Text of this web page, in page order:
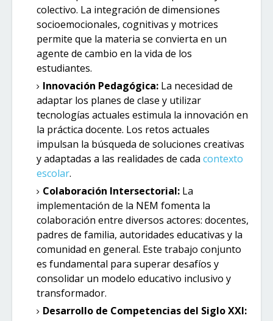
colectivo. La integración de dimensiones
socioemocionales, cognitivas y motrices
permite que la materia se convierta en un
agente de cambio en la vida de los
estudiantes.
Innovación Pedagógica: La necesidad de
adaptar los planes de clase y utilizar
tecnologías actuales estimula la innovación en
la práctica docente. Los retos actuales
impulsan la búsqueda de soluciones creativas
y adaptadas a las realidades de cada contexto
escolar.
Colaboración Intersectorial: La
implementación de la NEM fomenta la
colaboración entre diversos actores: docentes,
padres de familia, autoridades educativas y la
comunidad en general. Este trabajo conjunto
es fundamental para superar desafíos y
consolidar un modelo educativo inclusivo y
transformador.
Desarrollo de Competencias del Siglo XXI: